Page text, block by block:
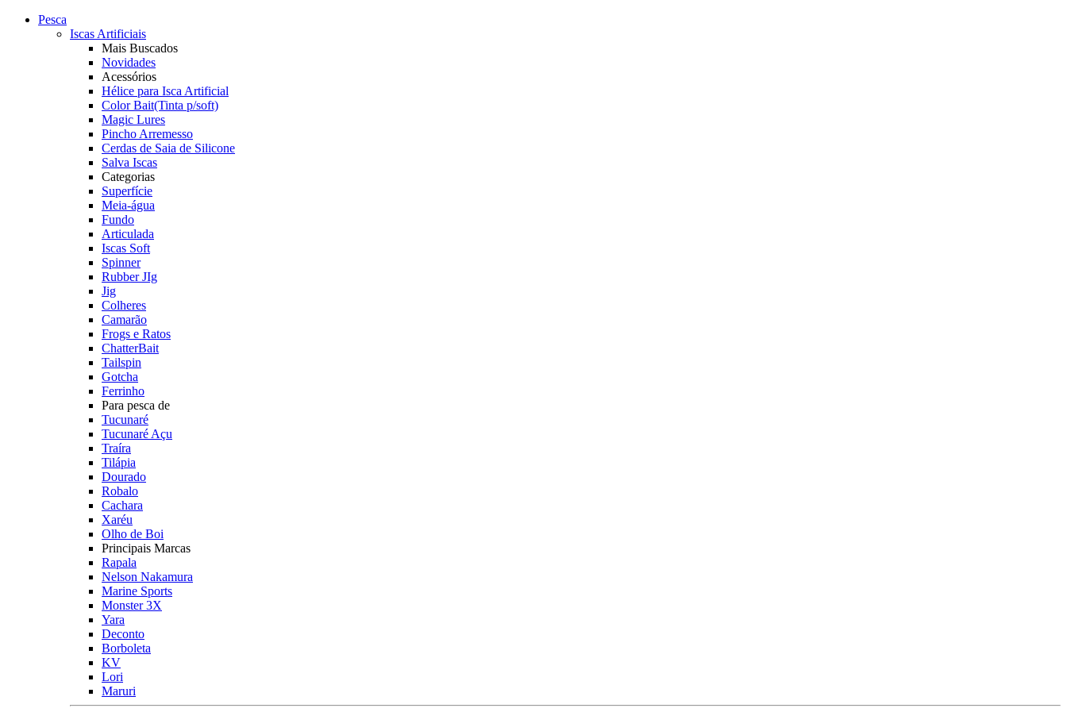
Pesca
Iscas Artificiais
Mais Buscados
Novidades
Acessórios
Hélice para Isca Artificial
Color Bait(Tinta p/soft)
Magic Lures
Pincho Arremesso
Cerdas de Saia de Silicone
Salva Iscas
Categorias
Superfície
Meia-água
Fundo
Articulada
Iscas Soft
Spinner
Rubber JIg
Jig
Colheres
Camarão
Frogs e Ratos
ChatterBait
Tailspin
Gotcha
Ferrinho
Para pesca de
Tucunaré
Tucunaré Açu
Traíra
Tilápia
Dourado
Robalo
Cachara
Xaréu
Olho de Boi
Principais Marcas
Rapala
Nelson Nakamura
Marine Sports
Monster 3X
Yara
Deconto
Borboleta
KV
Lori
Maruri